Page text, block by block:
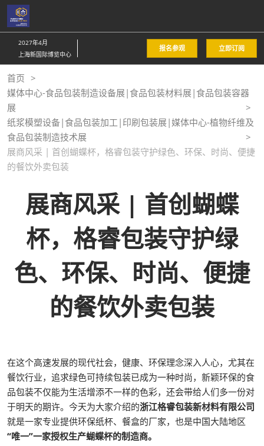
直
接
跳
至
内
容
2027年4月
上海新国际博览中心
报名参观 立即订阅
首页
媒体中心-食品包装制造设备展|食品包装材料展|食品包装容器
展
纸浆模塑设备|食品包装加工|印刷包装展|媒体中心-植物纤维及
食品包装制造技术展
展商风采 | 首创蝴蝶杯，格睿包装守护绿色、环保、时尚、便捷
的餐饮外卖包装
展商风采 | 首创蝴蝶
杯，格睿包装守护绿
色、环保、时尚、便捷
的餐饮外卖包装
在这个高速发展的现代社会，健康、环保理念深入人心，尤其在
餐饮行业，追求绿色可持续包装已成为一种时尚，新颖环保的食
品包装不仅能为生活增添不一样的色彩，还会带给人们多一份对
于明天的期许。今天为大家介绍的浙江格睿包装新材料有限公司
就是一家专业提供环保纸杯、餐盒的厂家，也是中国大陆地区
“唯一”一家授权生产蝴蝶杯的制造商。